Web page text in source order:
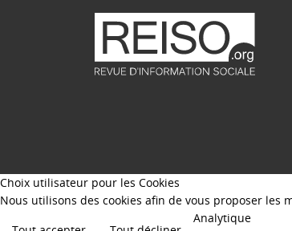
Choix utilisateur pour les Cookies
Nous utilisons des cookies afin de vous proposer les
Analytique